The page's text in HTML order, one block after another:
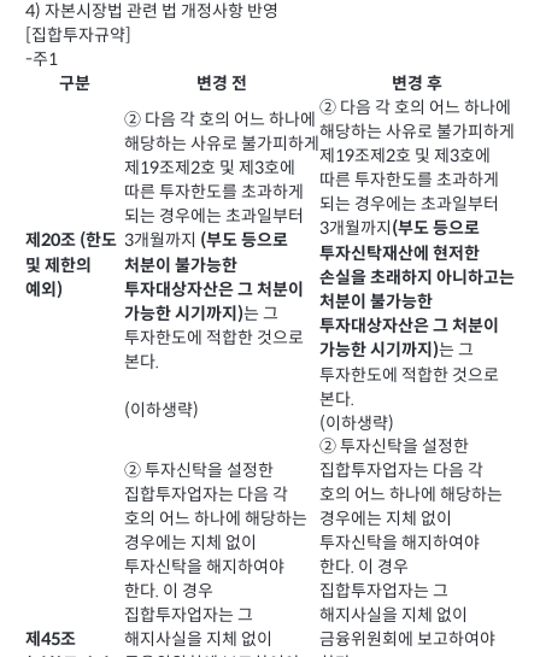
4) 자본시장법 관련 법 개정사항 반영
[집합투자규약]
-주1
구분
변경 전 변경 후
제20조 (한도
및 제한의
예외)
② 다음 각 호의 어느 하나에
해당하는 사유로 불가피하게
제19조제2호 및 제3호에
따른 투자한도를 초과하게
되는 경우에는 초과일부터
3개월까지 (부도 등으로
처분이 불가능한
투자대상자산은 그 처분이
가능한 시기까지)는 그
투자한도에 적합한 것으로
본다.
(이하생략)
② 다음 각 호의 어느 하나에
해당하는 사유로 불가피하게
제19조제2호 및 제3호에
따른 투자한도를 초과하게
되는 경우에는 초과일부터
3개월까지 (부도 등으로
투자신탁재산에 현저한
손실을 초래하지 아니하고는
처분이 불가능한
투자대상자산은 그 처분이
가능한 시기까지)는 그
투자한도에 적합한 것으로
본다.
(이하생략)
제45조
② 투자신탁을 설정한
집합투자업자는 다음 각
호의 어느 하나에 해당하는
경우에는 지체 없이
투자신탁을 해지하여야
한다. 이 경우
집합투자업자는 그
해지사실을 지체 없이
② 투자신탁을 설정한
집합투자업자는 다음 각
호의 어느 하나에 해당하는
경우에는 지체 없이
투자신탁을 해지하여야
한다. 이 경우
집합투자업자는 그
해지사실을 지체 없이
금융위원회에 보고하여야